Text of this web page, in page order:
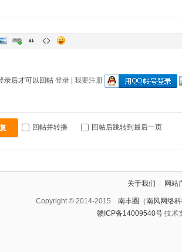
录后才可以回帖 登录| 我要注册
回帖并转播 回帖后跳转到最后一页
关于我们 网站
Copyright © 2014-2015 南丰圈（南风网络科
赣ICP备14009540号 技术